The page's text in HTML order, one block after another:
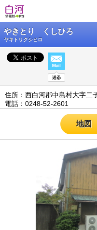
やきとり くしひろ
ヤキトリクシヒロ
住所：西白河郡中島村大字二
電話：0248‐52-2601
地図